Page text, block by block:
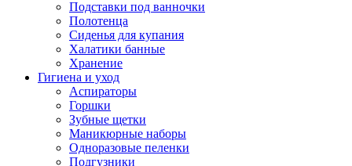
Подставки под ванночки
Полотенца
Сиденья для купания
Халатики банные
Хранение
Гигиена и уход
Аспираторы
Горшки
Зубные щетки
Маникюрные наборы
Одноразовые пеленки
Подгузники